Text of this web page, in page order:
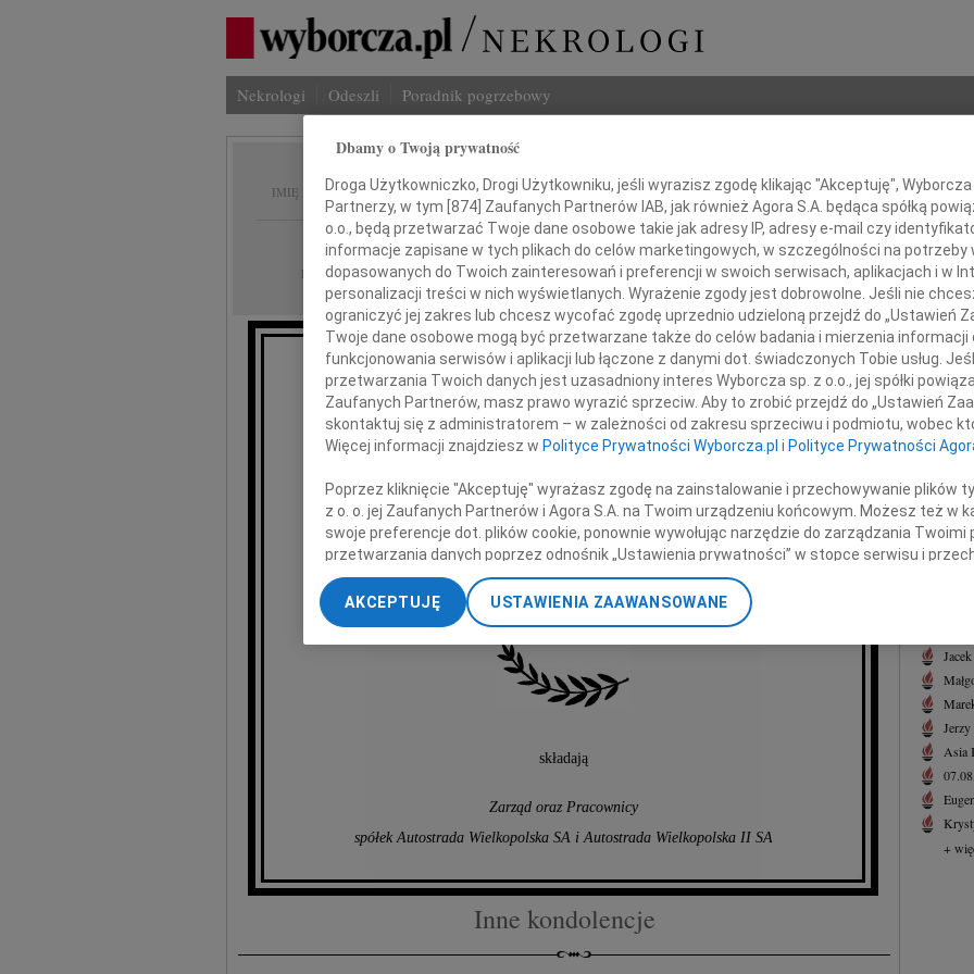
Nekrologi Odeszli Poradnik pogrzebowy
IMIĘ I NAZWISKO: Andrzej Miler
REGION: Poznań
DATA EMISJI: 22.08.2022
Wyrazy głębokiego współczucia dla
Najbliższych
Andrzeja Milera
emerytowanego, wieloletniego Pracownika
składają
Zarząd oraz Pracownicy
spółek Autostrada Wielkopolska SA i Autostrada Wielkopolska II SA
Inne kondolencje
Imię i
INNE
W
Z
+
Asia
+
Dbamy o Twoją prywatność
Droga Użytkowniczko, Drogi Użytkowniku, jeśli wyrazisz zgodę klikając "Akceptuję",
Partnerzy, w tym [ 874 ] Zaufanych Partnerów IAB, jak również Agora S.A. będąca spółką
o.o., będą przetwarzać Twoje dane osobowe takie jak adresy IP, adresy e-mail czy
informacje zapisane w tych plikach do celów marketingowych, w szczególności na potrzeby
dopasowanych do Twoich zainteresowań i preferencji w swoich serwisach, aplikacjach i w
personalizacji treści w nich wyświetlanych. Wyrażenie zgody jest dobrowolne. Jeśli nie
ograniczyć jej zakres lub chcesz wycofać zgodę uprzednio udzieloną przejdź do „Ustawień
Twoje dane osobowe mogą być przetwarzane także do celów badania i mierzenia
funkcjonowania serwisów i aplikacji lub łączone z danymi dot. świadczonych Tobie usług.
przetwarzania Twoich danych jest uzasadniony interes Wyborcza sp. z o.o., jej spółki
Zaufanych Partnerów, masz prawo wyrazić sprzeciw. Aby to zrobić przejdź do „Ustawień
skontaktuj się z administratorem – w zależności od zakresu sprzeciwu i podmiotu, wobec
Więcej informacji znajdziesz w Polityce Prywatności Wyborcza.pl i Polityce Prywatności
Poprzez kliknięcie "Akceptuję" wyrażasz zgodę na zainstalowanie i przechowywanie plików
z o. o. jej Zaufanych Partnerów i Agora S.A. na Twoim urządzeniu końcowym. Możesz też w
swoje preferencje dot. plików cookie, ponownie wywołując narzędzie do zarządzania Twoimi
przetwarzania danych poprzez odnośnik „Ustawienia prywatności” w stopce serwisu i
„Ustawienia zaawansowane”. Zmiana ustawień plików cookie możliwa jest także za pomocą
My, nasi Zaufani Partnerzy i Agora S.A. możemy przetwarzać dane osobowe w
dokładnych danych geolokalizacyjnych. Aktywne skanowanie charakterystyki urządzenia do
Przechowywanie informacji na urządzeniu lub dostęp do nich. Spersonalizowane reklamy i
treści, badnie odbiorców i ulepszanie usług.
USTAWIENIA ZAAWANSOWANE
AKCEPTUJĘ